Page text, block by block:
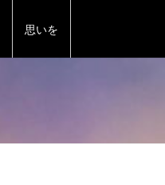
思いを